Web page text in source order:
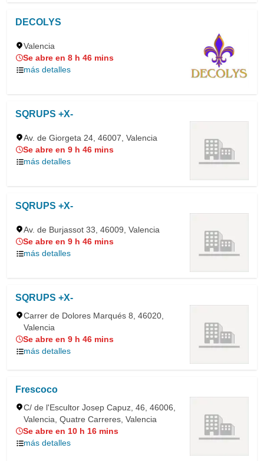
DECOLYS
Valencia
Se abre en 8 h 46 mins
más detalles
SQRUPS +X-
Av. de Giorgeta 24, 46007, Valencia
Se abre en 9 h 46 mins
más detalles
SQRUPS +X-
Av. de Burjassot 33, 46009, Valencia
Se abre en 9 h 46 mins
más detalles
SQRUPS +X-
Carrer de Dolores Marqués 8, 46020,
Valencia
Se abre en 9 h 46 mins
más detalles
Frescoco
C/ de l'Escultor Josep Capuz, 46, 46006,
Valencia, Quatre Carreres, Valencia
Se abre en 10 h 16 mins
más detalles